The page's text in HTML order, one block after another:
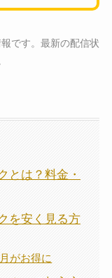
です。最新の配信状
とは？料金・
を安く見る方
がお得に